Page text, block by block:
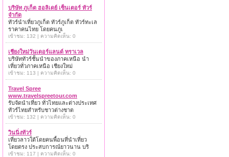
บริษัท ภูเก็ต ฮอลิเดย์ เซ็นเตอร์ ทัวร์
จำกัด
ทัวร์นำเที่ยวภูเก็ต ทัวร์ภูเก็ต ทัวร์ทะเล
ราคาคนไทย โดยคนภูเ
เข้าชม: 132 | ความคิดเห็น: 0
เชียงใหม่วันเดอร์แลนด์ ทราเวล
บริษัททัวร์ชั้นนำของภาคเหนือ นำ
เที่ยวทั่วภาคเหนือ เชียงใหม่
เข้าชม: 113 | ความคิดเห็น: 0
Travel Spree
www.travelspreetour.com
รับจัดนำเที่ยว ทั่วไทยและต่างประเทศ
ทัวร์ไทยสำหรับชาวต่างชาต
เข้าชม: 132 | ความคิดเห็น: 0
วินนิ่งทัวร์
เที่ยวลาวใต้โดยคนพื้อนที่นำเที่ยว
โดยตรง ประสบการณ์ยาวนาน บริ
เข้าชม: 117 | ความคิดเห็น: 0